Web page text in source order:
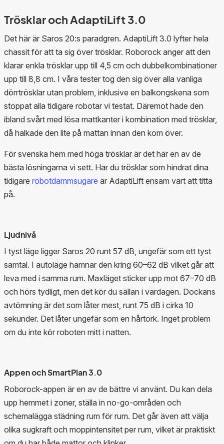
Trösklar och AdaptiLift 3.0
Det här är Saros 20:s paradgren. AdaptiLift 3.0 lyfter hela
chassit för att ta sig över trösklar. Roborock anger att den
klarar enkla trösklar upp till 4,5 cm och dubbelkombinationer
upp till 8,8 cm. I våra tester tog den sig över alla vanliga
dörrtrösklar utan problem, inklusive en balkongskena som
stoppat alla tidigare robotar vi testat. Däremot hade den
ibland svårt med lösa mattkanter i kombination med trösklar,
då halkade den lite på mattan innan den kom över.
För svenska hem med höga trösklar är det här en av de
bästa lösningarna vi sett. Har du trösklar som hindrat dina
tidigare robotdammsugare är AdaptiLift ensam värt att titta
på.
Ljudnivå
I tyst läge ligger Saros 20 runt 57 dB, ungefär som ett tyst
samtal. I autoläge hamnar den kring 60–62 dB vilket går att
leva med i samma rum. Maxläget sticker upp mot 67–70 dB
och hörs tydligt, men det kör du sällan i vardagen. Dockans
avtömning är det som låter mest, runt 75 dB i cirka 10
sekunder. Det låter ungefär som en hårtork. Inget problem
om du inte kör roboten mitt i natten.
Appen och SmartPlan 3.0
Roborock-appen är en av de bättre vi använt. Du kan dela
upp hemmet i zoner, ställa in no-go-områden och
schemalägga städning rum för rum. Det går även att välja
olika sugkraft och moppintensitet per rum, vilket är praktiskt